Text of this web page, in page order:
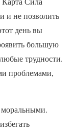
и не позволить
день вы
большую
трудности.
проблемами,